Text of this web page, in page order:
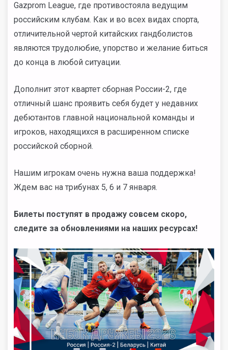
Gazprom League, где противостояла ведущим
российским клубам. Как и во всех видах спорта,
отличительной чертой китайских гандболистов
являются трудолюбие, упорство и желание биться
до конца в любой ситуации.
Дополнит этот квартет сборная России-2, где
отличный шанс проявить себя будет у недавних
дебютантов главной национальной команды и
игроков, находящихся в расширенном списке
российской сборной.
Нашим игрокам очень нужна ваша поддержка!
Ждем вас на трибунах 5, 6 и 7 января.
Билеты поступят в продажу совсем скоро,
следите за обновлениями на наших ресурсах!